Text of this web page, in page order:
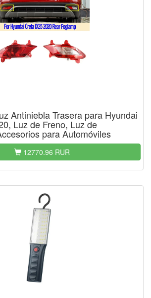
Antiniebla Trasera para Hyundai
Luz de Freno, Luz de
para Automóviles
12770.96 RUR